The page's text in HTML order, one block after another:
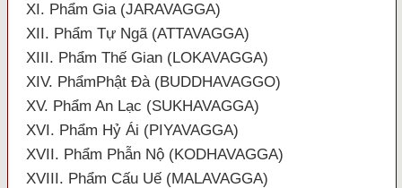
XI. Phẩm Gia (JARAVAGGA)
XII. Phẩm Tự Ngã (ATTAVAGGA)
XIII. Phẩm Thế Gian (LOKAVAGGA)
XIV. PhẩmPhật Đà (BUDDHAVAGGO)
XV. Phẩm An Lạc (SUKHAVAGGA)
XVI. Phẩm Hỷ Ái (PIYAVAGGA)
XVII. Phẩm Phẫn Nộ (KODHAVAGGA)
XVIII. Phẩm Cấu Uế (MALAVAGGA)